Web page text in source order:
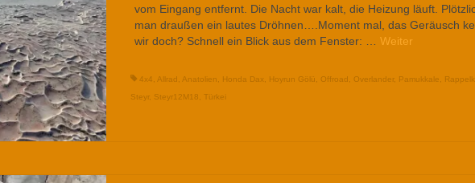
vom Eingang entfernt. Die Nacht war kalt, die Heizung läuft.
man draußen ein lautes Dröhnen….Moment mal, das Geräusch
wir doch? Schnell ein Blick aus dem Fenster: … Weiter
4x4 Allrad Anatolien Honda Dax Hoyrun Gölü Offroad Overlander, Pamukkale
Steyr, Steyr12M18 Türkei